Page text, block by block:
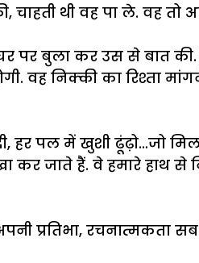
थी वह पा ले. वह तो
पर बुला कर उस से बात
वह निक्की का रिश्ता
हर पल में खुशी ढूंढ़ो…जो
कर जाते हैं. वे हमारे हाथ
प्रतिभा, रचनात्मकता